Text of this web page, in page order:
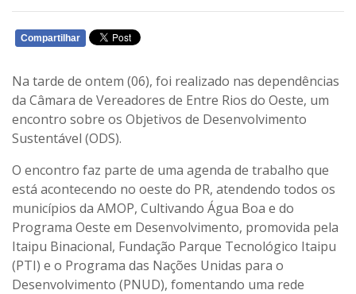
Compartilhar
Na tarde de ontem (06), foi realizado nas dependências
da Câmara de Vereadores de Entre Rios do Oeste, um
encontro sobre os Objetivos de Desenvolvimento
Sustentável (ODS).
O encontro faz parte de uma agenda de trabalho que
está acontecendo no oeste do PR, atendendo todos os
municípios da AMOP, Cultivando Água Boa e do
Programa Oeste em Desenvolvimento, promovida pela
Itaipu Binacional, Fundação Parque Tecnológico Itaipu
(PTI) e o Programa das Nações Unidas para o
Desenvolvimento (PNUD), fomentando uma rede